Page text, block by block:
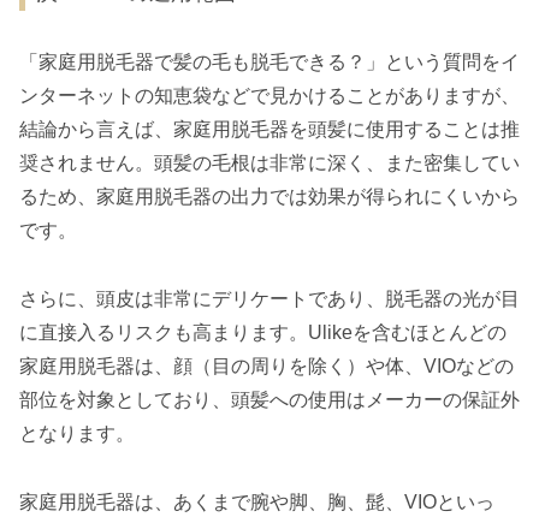
「家庭用脱毛器で髪の毛も脱毛できる？」という質問をイ
ンターネットの知恵袋などで見かけることがありますが、
結論から言えば、家庭用脱毛器を頭髪に使用することは推
奨されません。頭髪の毛根は非常に深く、また密集してい
るため、家庭用脱毛器の出力では効果が得られにくいから
です。
さらに、頭皮は非常にデリケートであり、脱毛器の光が目
に直接入るリスクも高まります。Ulikeを含むほとんどの
家庭用脱毛器は、顔（目の周りを除く）や体、VIOなどの
部位を対象としており、頭髪への使用はメーカーの保証外
となります。
家庭用脱毛器は、あくまで腕や脚、胸、髭、VIOといっ